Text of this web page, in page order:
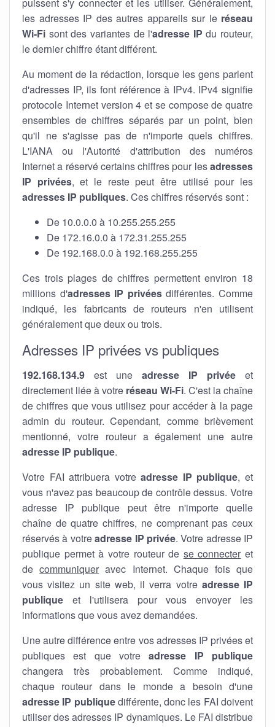
les adresses IP des autres appareils sur le réseau
Wi-Fi sont des variantes de l'adresse IP du routeur,
le dernier chiffre étant différent.
Au moment de la rédaction, lorsque les gens parlent
d'adresses IP, ils font référence à IPv4. IPv4 signifie
protocole Internet version 4 et se compose de quatre
ensembles de chiffres séparés par un point, bien
qu'il ne s'agisse pas de n'importe quels chiffres.
L'IANA ou l'Autorité d'attribution des numéros
Internet a réservé certains chiffres pour lesadresses
IP privées, et le reste peut être utilisé pour les
adresses IP publiques. Ces chiffres réservés sont :
De 10.0.0.0 à 10.255.255.255
De 172.16.0.0 à 172.31.255.255
De 192.168.0.0 à 192.168.255.255
Ces trois plages de chiffres permettent environ 18
millions d'adresses IP privéesdifférentes. Comme
indiqué, les fabricants de routeurs n'en utilisent
généralement que deux ou trois.
Adresses IP privées vs publiques
192.168.134.9 est une adresse IP privée et
directement liée à votre réseau Wi-Fi. C'est la chaîne
de chiffres que vous utilisez pour accéder à la page
admin du routeur. Cependant, comme brièvement
mentionné, votre routeur a également une autre
adresse IP publique.
Votre FAI attribuera votreadresse IP publique, et
vous n'avez pas beaucoup de contrôle dessus. Votre
adresse IP publique peut être n'importe quelle
chaîne de quatre chiffres, ne comprenant pas ceux
réservés à votreadresse IP privée. Votre adresse IP
publique permet à votre routeur de se connecter et
decommuniquer avec Internet. Chaque fois que
vous visitez un site web, il verra votre adresse IP
publique et l'utilisera pour vous envoyer les
informations que vous avez demandées.
Une autre différence entre vos adresses IP privées et
publiques est que votreadresse IP publique
changera très probablement. Comme indiqué,
chaque routeur dans le monde a besoin d'une
adresse IP publiquedifférente, donc les FAI doivent
utiliser des adresses IP dynamiques. Le FAI distribue